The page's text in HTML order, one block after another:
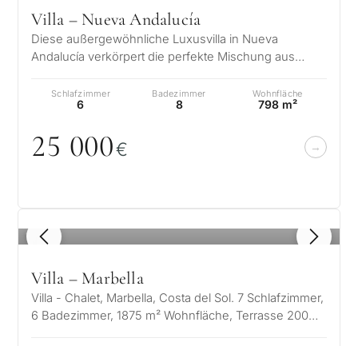
Villa – Nueva Andalucía
Diese außergewöhnliche Luxusvilla in Nueva
Andalucía verkörpert die perfekte Mischung aus
Schlafzimmer
6
Badezimmer
8
Wohnfläche
798 m²
25 000€
1 / 8
Villa – Marbella
Villa - Chalet, Marbella, Costa del Sol. 7 Schlafzimmer,
6 Badezimmer, 1875 m² Wohnfläche, Terrasse 200